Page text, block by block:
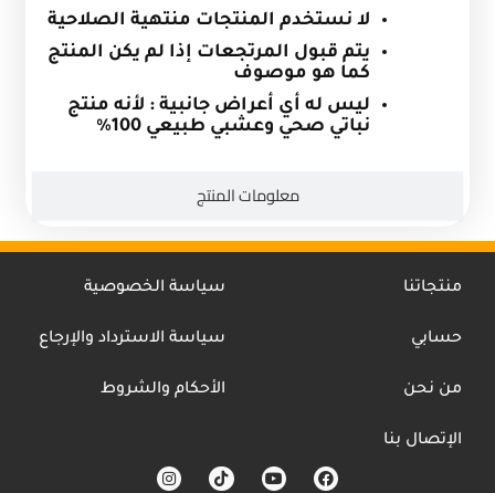
معلومات المنتج
لا نستخدم المنتجات منتهية الصلاحية
يتم قبول المرتجعات إذا لم يكن المنتج
كما هو موصوف
ليس له أي أعراض جانبية : لأنه منتج
نباتي صحي وعشبي طبيعي 100
%
منتجاتنا
حسابي
من نحن
الإتصال بنا
سياسة الخصوصية
سياسة الاسترداد والإرجاع
الأحكام والشروط
F
a
Y
o
T
i
I
n